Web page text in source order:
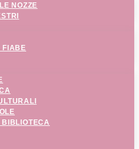
NOZZE
FIABE
BIBLIOTECA